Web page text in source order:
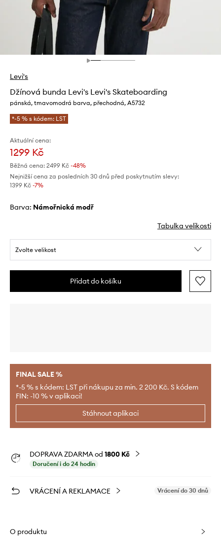
Levi's
Džínová bunda Levi's Levi's Skateboarding
pánská, tmavomodrá barva, přechodná, A5732
*-5 % s kódem: LST
Aktuální cena:
1299 Kč
Běžná cena: 2499 Kč -48%
Nejnižší cena za posledních 30 dnů před poskytnutím slevy:
1399 Kč -7%
Barva: námořnická modř
Tabulka velikosti
Zvolte velikost
Přidat do košíku
FINAL SALE %
*-5 % s kódem: LST při nákupu za min. 2 200 Kč. S kódem
FIN: -10 % v aplikaci!
Stáhnout aplikaci
DOPRAVA ZDARMA od 1800 Kč
Doručení i do 24 hodin
VRÁCENÍ A REKLAMACE Vrácení do 30 dnů
O produktu